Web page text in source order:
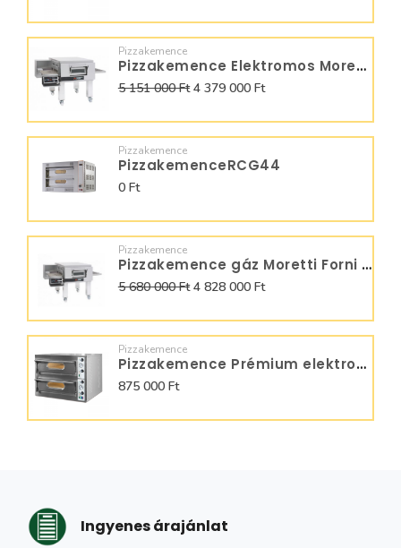
Pizzakemence
Pizzakemence Elektromos Moretti Forni futószalagos T75E
5 151 000 Ft4 379 000 Ft
Pizzakemence
PizzakemenceRCG44
0 Ft
Pizzakemence
Pizzakemence gáz Moretti Forni futószalagos T75GG
5 680 000 Ft4 828 000 Ft
Pizzakemence
Pizzakemence Prémium elektromos Start 99 BIG
875 000 Ft
Ingyenes árajánlat